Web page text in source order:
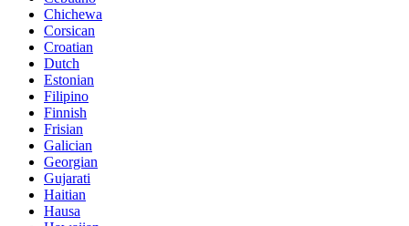
Chichewa
Corsican
Croatian
Dutch
Estonian
Filipino
Finnish
Frisian
Galician
Georgian
Gujarati
Haitian
Hausa